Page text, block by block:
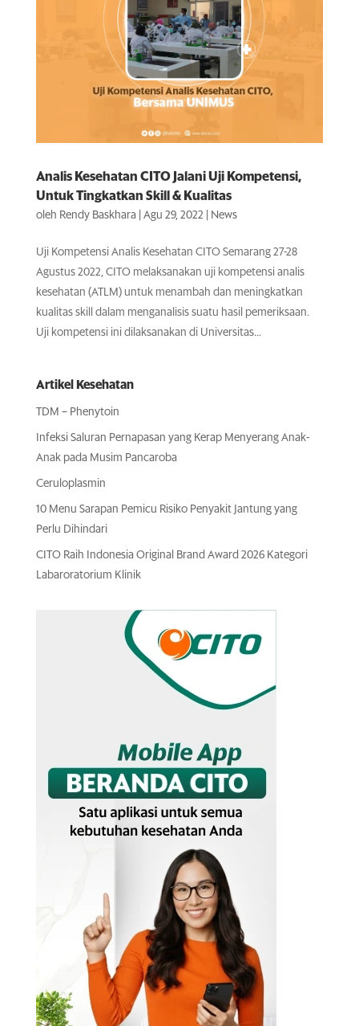
Analis Kesehatan CITO Jalani Uji Kompetensi,
Untuk Tingkatkan Skill & Kualitas
oleh Rendy Baskhara| Agu 29, 2022 News
Uji Kompetensi Analis Kesehatan CITO Semarang 27-28
Agustus 2022, CITO melaksanakan uji kompetensi analis
kesehatan (ATLM) untuk menambah dan meningkatkan
kualitas skill dalam menganalisis suatu hasil pemeriksaan.
Uji kompetensi ini dilaksanakan di Universitas...
Artikel Kesehatan
TDM – Phenytoin
Infeksi Saluran Pernapasan yang Kerap Menyerang Anak-
Anak pada Musim Pancaroba
Ceruloplasmin
10 Menu Sarapan Pemicu Risiko Penyakit Jantung yang
Perlu Dihindari
CITO Raih Indonesia Original Brand Award 2026 Kategori
Labaroratorium Klinik